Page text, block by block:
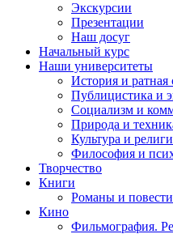
Экскурсии
Презентации
Наш досуг
Начальный курс
Наши университеты
История и ратная
Публицистика и
Социализм и
Природа и
Культура и
Философия и
Творчество
Книги
Романы и
Кино
Фильмография.